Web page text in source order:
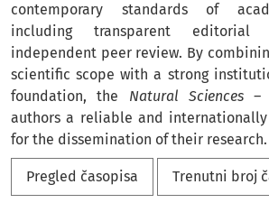
contemporary standards of
including transparent editorial
independent peer review. By
scientific scope with a strong
foundation, the Natural Sciences –
authors a reliable and
for the dissemination of their research.
Pregled časopisa Trenutni broj